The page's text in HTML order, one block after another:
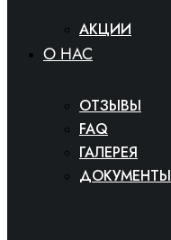
АКЦИИ
O HAC
ОТЗЫВЫ
FAQ
ГАЛЕРЕЯ
ДОКУМЕНТЫ